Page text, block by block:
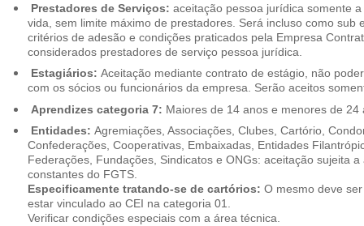
Prestadores de Serviços: aceitação pessoa jurídica somente a
vida, sem limite máximo de prestadores. Será incluso como sub
critérios de adesão e condições praticados pela Empresa
considerados prestadores de serviço pessoa jurídica.
Estagiários: Aceitação mediante contrato de estágio, não
com os sócios ou funcionários da empresa. Serão aceitos
Aprendizes categoria 7: Maiores de 14 anos e menores de 24
Entidades: Agremiações, Associações, Clubes, Cartório,
Confederações, Cooperativas, Embaixadas, Entidades
Federações, Fundações, Sindicatos e ONGs: aceitação sujeita
constantes do FGTS.
Especificamente tratando-se de cartórios: O mesmo deve
estar vinculado ao CEI na categoria 01.
Verificar condições especiais com a área técnica.